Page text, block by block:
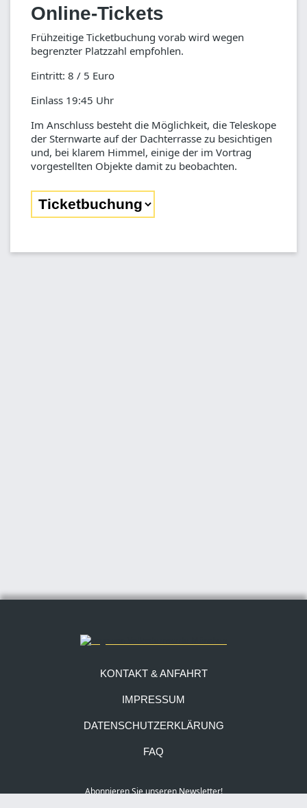
Online-Tickets
Frühzeitige Ticketbuchung vorab wird wegen
begrenzter Platzzahl empfohlen.
Eintritt: 8 / 5 Euro
Einlass 19:45 Uhr
Im Anschluss besteht die Möglichkeit, die Teleskope
der Sternwarte auf der Dachterrasse zu besichtigen
und, bei klarem Himmel, einige der im Vortrag
vorgestellten Objekte damit zu beobachten.
KONTAKT & ANFAHRT
IMPRESSUM
DATENSCHUTZERKLÄRUNG
FAQ
Abonnieren Sie unseren Newsletter!